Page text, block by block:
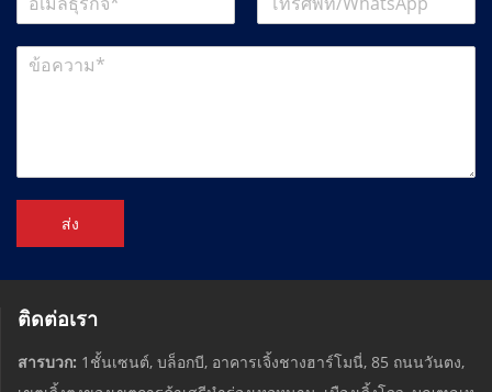
ส่ง
ติดต่อเรา
สารบวก: 1ชั้นเซนต์, บล็อกบี, อาคารเจิ้งชางฮาร์โมนี่, 85 ถนนวันตง,